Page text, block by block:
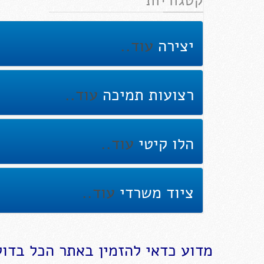
יצירה עוד..
רצועות תמיכה עוד..
הלו קיטי עוד..
ציוד משרדי עוד..
מדוע כדאי להזמין באתר הכל